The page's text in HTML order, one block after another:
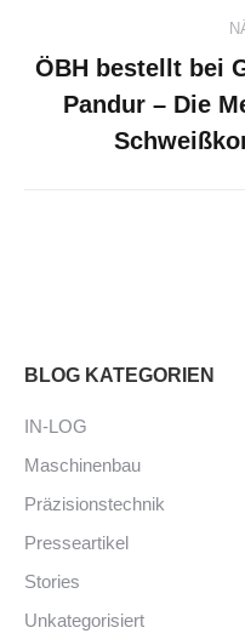
ÖBH bestellt bei
Pandur – Die
BLOG KATEGORIEN
IN-LOG
Maschinenbau
Präzisionstechnik
Presseartikel
Stories
Unkategorisiert